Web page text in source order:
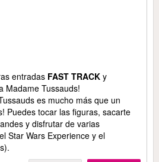
entradas FAST TRACK y
Madame Tussauds!
es mucho más que un
Puedes tocar las figuras, sacarte
y disfrutar de varias
Star Wars Experience y el